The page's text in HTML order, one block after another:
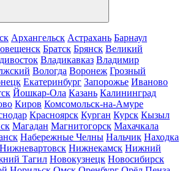
Архангельск Астрахань Барнаул
Братск Брянск Великий
Владикавказ Владимир
Вологда Воронеж Грозный
Екатеринбург Запорожье Иваново
Йошкар-Ола Казань Калининград
Киров Комсомольск-на-Амуре
Красноярск Курган Курск Кызыл
Магадан Магнитогорск Махачкала
Набережные Челны Нальчик Находка
Нижневартовск Нижнекамск Нижний
Тагил Новокузнецк Новосибирск